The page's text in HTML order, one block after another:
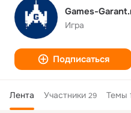
Games-
Игра
Подписаться
Лента Участники 29 Темы